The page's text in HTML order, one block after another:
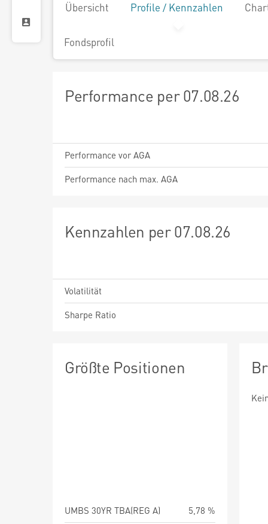
Übersicht Profile / Kennzahlen
Fondsprofil
Performance per 07.08.26
Performance vor AGA
Performance nach max. AGA
Kennzahlen per 07.08.26
Volatilität
Sharpe Ratio
Größte Positionen
UMBS 30YR TBA(REG A)
5,78 %